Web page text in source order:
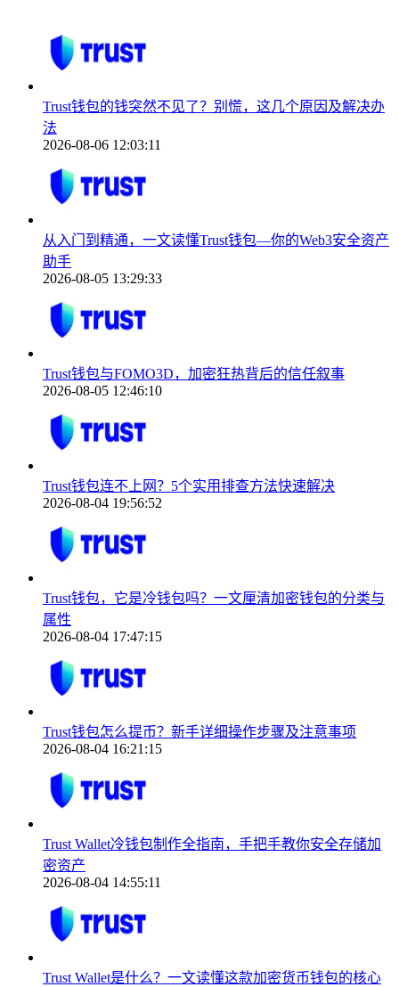
Trust钱包的钱突然不见了？别慌，这几个原因及解决办
法
2026-08-06 12:03:11
从入门到精通，一文读懂Trust钱包—你的Web3安全资产
助手
2026-08-05 13:29:33
Trust钱包与FOMO3D，加密狂热背后的信任叙事
2026-08-05 12:46:10
Trust钱包连不上网？5个实用排查方法快速解决
2026-08-04 19:56:52
Trust钱包，它是冷钱包吗？一文厘清加密钱包的分类与
属性
2026-08-04 17:47:15
Trust钱包怎么提币？新手详细操作步骤及注意事项
2026-08-04 16:21:15
Trust Wallet冷钱包制作全指南，手把手教你安全存储加
密资产
2026-08-04 14:55:11
Trust Wallet是什么？一文读懂这款加密货币钱包的核心